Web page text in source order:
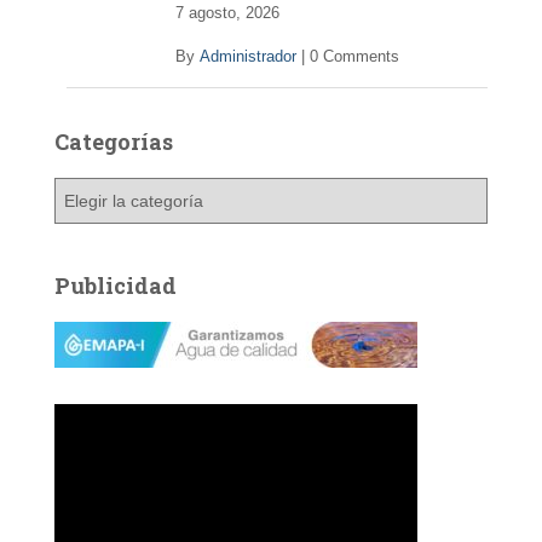
7 agosto, 2026
By Administrador 0 Comments
Categorías
g
o
a
Publicidad